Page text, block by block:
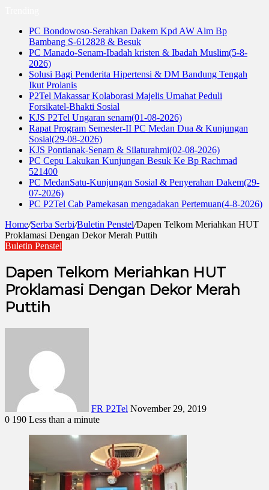
PC Bondowoso-Serahkan Dakem Kpd AW Alm Bp
Bambang S-612828 & Besuk
PC Manado-Senam-Ibadah kristen & Ibadah Muslim(5-8-
2026)
Solusi Bagi Penderita Hipertensi & DM Bandung Tengah
Ikut Prolanis
P2Tel Makassar Kolaborasi Majelis Umahat Peduli
Forsikatel-Bhakti Sosial
KJS P2Tel Ungaran senam(01-08-2026)
Rapat Program Semester-II PC Medan Dua & Kunjungan
Sosial(29-08-2026)
KJS Pontianak-Senam & Silaturahmi(02-08-2026)
PC Cepu Lakukan Kunjungan Besuk Ke Bp Rachmad
521400
PC MedanSatu-Kunjungan Sosial & Penyerahan Dakem(29-
07-2026)
PC P2Tel Cab Pamekasan mengadakan Pertemuan(4-8-2026)
Home/Serba Serbi/Buletin Penstel/Dapen Telkom Meriahkan HUT
Proklamasi Dengan Dekor Merah Puttih
Buletin Penstel
Dapen Telkom Meriahkan HUT
Proklamasi Dengan Dekor Merah
Puttih
FR P2Tel November 29, 2019
0 190 Less than a minute